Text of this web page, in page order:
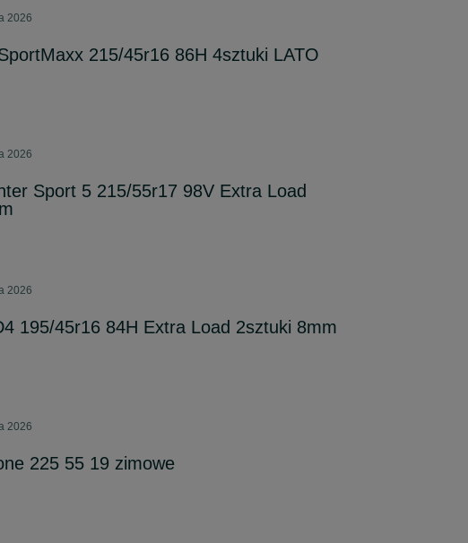
2026
215/45r16 86H 4sztuki LATO
2026
Sport 5 215/55r17 98V Extra Load
2026
195/45r16 84H Extra Load 2sztuki 8mm
2026
225 55 19 zimowe